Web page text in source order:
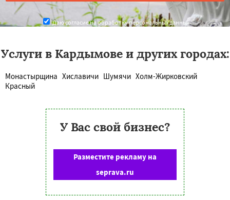
Даю согласие на обработку персональных данных
Услуги в Кардымове и других городах:
Монастырщина Хиславичи Шумячи Холм-Жирковский
Красный
У Вас свой бизнес?
Разместите рекламу на
seprava.ru